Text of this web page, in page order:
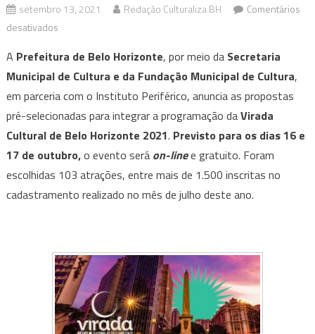
setembro 13, 2021 Redação Culturaliza BH
Comentários
desativadosem
divulga
lista
das
103
atrações
pré-
a
2021
A Prefeitura de Belo Horizonte, por meio daSecretaria
Municipal de Cultura e da Fundação Municipal de Cultura,
em parceria com o Instituto Periférico, anuncia as propostas
pré-selecionadas para integrar a programação daVirada
Cultural de Belo Horizonte 2021. Previsto para os dias 16 e
17 de outubro,o evento será on-linee gratuito. Foram
escolhidas 103 atrações, entre mais de 1.500 inscritas no
cadastramento realizado no mês de julho deste ano.